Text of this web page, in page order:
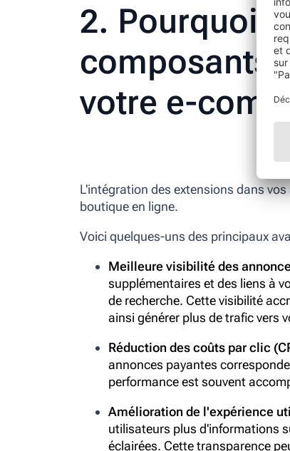
2. Pourquoi
composants
votre e-
L'intégration des extensions dans
boutique en ligne.
Voici quelques-uns des principaux
Meilleure visibilité des
supplémentaires et des liens à
de recherche. Cette visibilité
ainsi générer plus de trafic vers
Réduction des coûts par clic
annonces payantes
performance est souvent
Amélioration de l'expérience
utilisateurs plus d'informations
éclairées. Cette transparence